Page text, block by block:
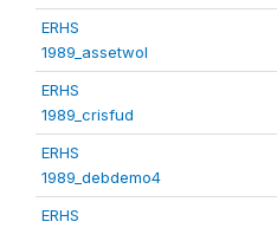
ERHS
1989_assetwol
ERHS
1989_crisfud
ERHS
1989_debdemo4
ERHS